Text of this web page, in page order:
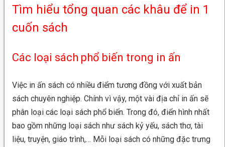
Tìm hiểu tổng quan các khâu để in 1
cuốn sách
Các loại sách phổ biến trong in ấn
Việc in ấn sách có nhiều điểm tương đồng với xuất bản
sách chuyên nghiệp. Chính vì vậy, một vài địa chỉ in ấn sẽ
phân loại các loại sách phổ biến. Trong đó, điển hình nhất
bao gồm những loại sách như sách kỷ yếu, sách thơ, tài
liệu, truyện, giáo trình,… Mỗi loại sách có những đặc trưng